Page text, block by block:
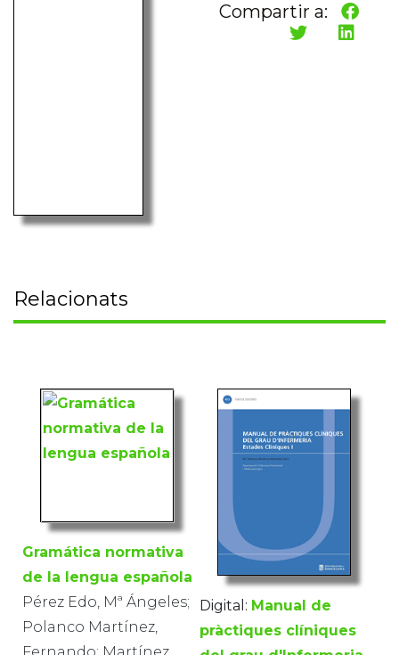
Compartir a:
Relacionats
Gramática normativa
de la lengua española
Pérez Edo, Mª Ángeles;
Polanco Martínez,
Fernando; Martínez
Digital: Manual de
pràctiques clíniques